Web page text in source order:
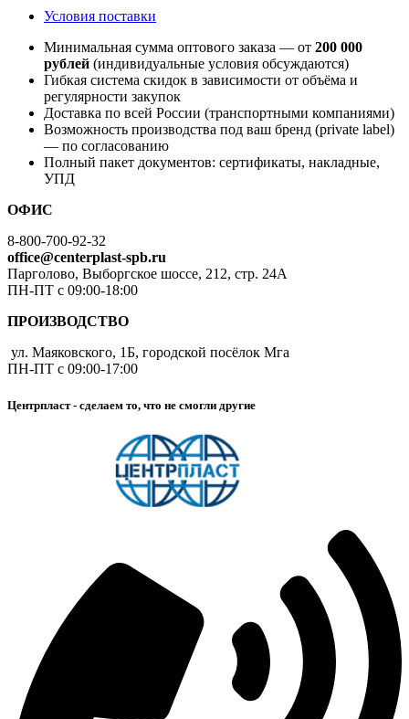
Условия поставки
Минимальная сумма оптового заказа — от 200 000
рублей (индивидуальные условия обсуждаются)
Гибкая система скидок в зависимости от объёма и
регулярности закупок
Доставка по всей России (транспортными компаниями)
Возможность производства под ваш бренд (private label)
— по согласованию
Полный пакет документов: сертификаты, накладные,
УПД
ОФИС
8-800-700-92-32
office@centerplast-spb.ru
Парголово, Выборгское шоссе, 212, стр. 24А
ПН-ПТ с 09:00-18:00
ПРОИЗВОДСТВО
ул. Маяковского, 1Б, городской посёлок Мга
ПН-ПТ с 09:00-17:00
Центрпласт - сделаем то, что не смогли другие